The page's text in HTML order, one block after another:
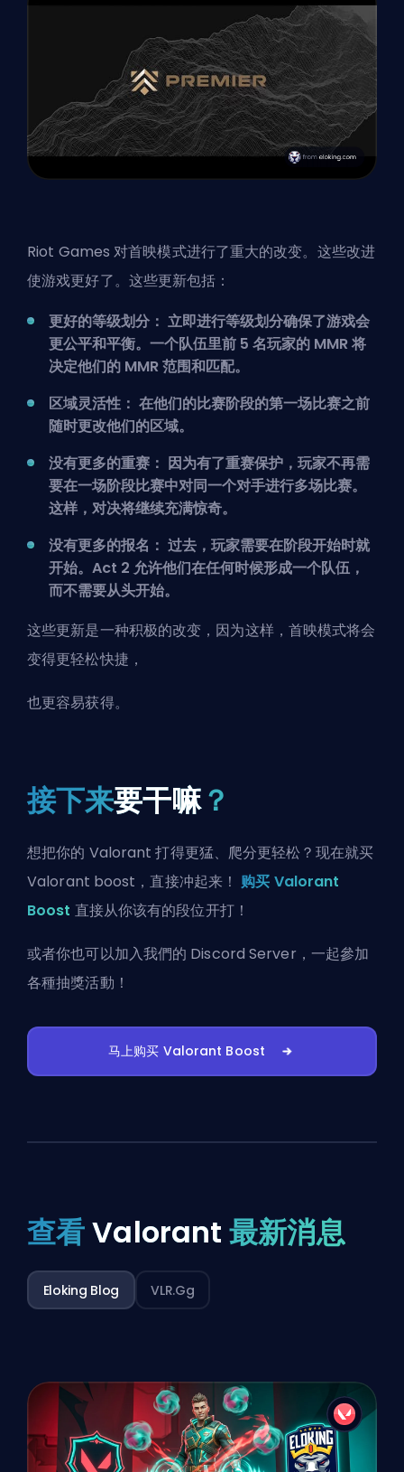
Riot Games 对首映模式进行了重大的改变。这些改进
使游戏更好了。这些更新包括：
更好的等级划分： 立即进行等级划分确保了游戏会
更公平和平衡。一个队伍里前 5 名玩家的 MMR 将
决定他们的 MMR 范围和匹配。
区域灵活性： 在他们的比赛阶段的第一场比赛之前
随时更改他们的区域。
没有更多的重赛： 因为有了重赛保护，玩家不再需
要在一场阶段比赛中对同一个对手进行多场比赛。
这样，对决将继续充满惊奇。
没有更多的报名： 过去，玩家需要在阶段开始时就
开始。Act 2 允许他们在任何时候形成一个队伍，
而不需要从头开始。
这些更新是一种积极的改变，因为这样，首映模式将会
变得更轻松快捷，
也更容易获得。
接下来要干嘛？
想把你的 Valorant 打得更猛、爬分更轻松？现在就买
Valorant boost，直接冲起来！购买 Valorant
Boost 直接从你该有的段位开打！
或者你也可以加入我們的 Discord Server ，一起參加
各種抽獎活動！
马上购买 Valorant Boost
查看Valorant 最新消息
Eloking Blog VLR.gg